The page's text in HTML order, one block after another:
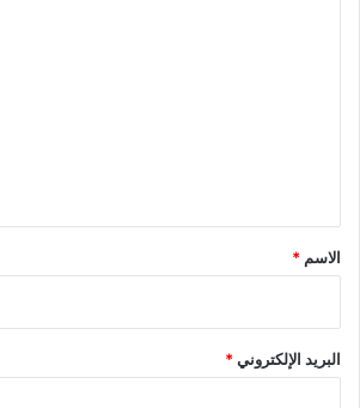
*
الاسم *
البريد الإلكتروني*